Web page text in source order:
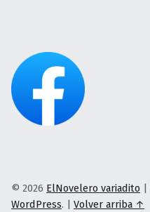
© 2026 ElNovelero variadito |
WordPress. | Volver arriba ↑